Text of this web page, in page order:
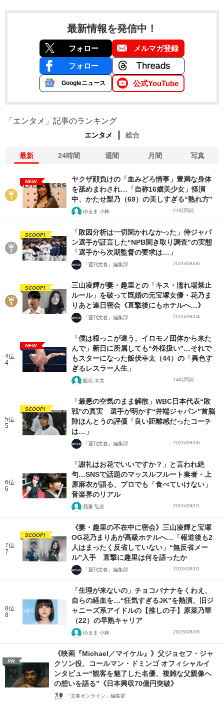
最新情報を発信中！
フォロー メルマガ登録
フォロー
Googleニュース 公式YouTube
「エンタメ」記事のランキング
エンタメ 総合
最新 24時間 週間 月間 写真
NEW
ヤクザ顔負けの「血みどろ情事」豊満な身体
を舐めまわされ…「自称16歳美少女」怪演
中、かたせ梨乃（69）の美しすぎる“熟れ方”
ゆるま 小林 21時間前
SCOOP!
「敗因分析は一切聞かれなかった」侍ジャパ
ン選手が証言した“NPB聞き取り調査”の実態
「選手から次期監督の要求は…」
「週刊文春」編集部 2026/08/06
SCOOP!
三山凌輝が妻・趣里との「キス・濡れ場禁止
ルール」を破って既婚の元宝塚女優・花乃ま
りあと連日密会《直撃後にもホテルへ…》
「週刊文春」編集部 2026/08/04
4位
4
NEW
「僕は根っこが違う。イロモノ団体から来た
んで」新日に所属しても“外様扱い”…それで
もスターになった飯伏幸太（44）の「異色す
ぎるレスラー人生」
飯伏 幸太 14時間前
5位
5
SCOOP!
「最悪の空気のまま解散」WBC日本代表“敗
戦”の真実 選手が明かす“井端ジャパン”首脳
陣ほんとうの評価「良い距離感だったコーチ
は…」
「週刊文春」編集部 2026/08/06
6位
6
「謝礼はお花でいいですか？」と言われ絶
句…SNSで話題のマッスルフルート奏者・上
原麻衣が語る、プロでも「食べていけない」
音楽界のリアル
我妻 弘崇 2026/08/01
7位
7
SCOOP!
《妻・趣里の不在中に密会》三山凌輝と宝塚
OG花乃まりあが高級ホテルへ…「報道後も2
人はまったく反省していない」“無反省メー
ル”入手 直撃に趣里は何を語ったか
「週刊文春」編集部 2026/08/01
8位
8
「生理が来ないの」チョコバナナをくわえ、
自らの経血を…“狂気すぎるJK”を熱演、旧ジ
ャニーズ系アイドルの【推しの子】原菜乃華
（22）の早熟キャリア
ゆるま 小林 2026/08/05
PR
《映画『Michael／マイケル』》父ジョセフ・ジャ
クソン役、コールマン・ドミンゴ オフィシャルイ
ンタビュー“観客を魅了した名優、複雑な父親像へ
の想いを語る”《日本興収70億円突破》
「文春オンライン」編集部